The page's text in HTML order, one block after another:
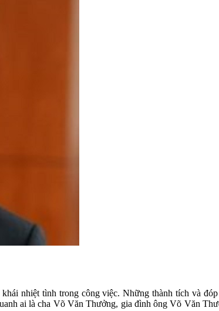
nhiệt tình trong công việc. Những thành tích và
ai là cha Võ Văn Thưởng, gia đình ông Võ Văn